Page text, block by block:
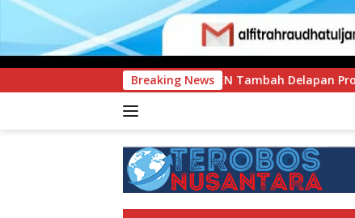
Breaking News
Tambah Delapan Program Studi Baru, Bidik